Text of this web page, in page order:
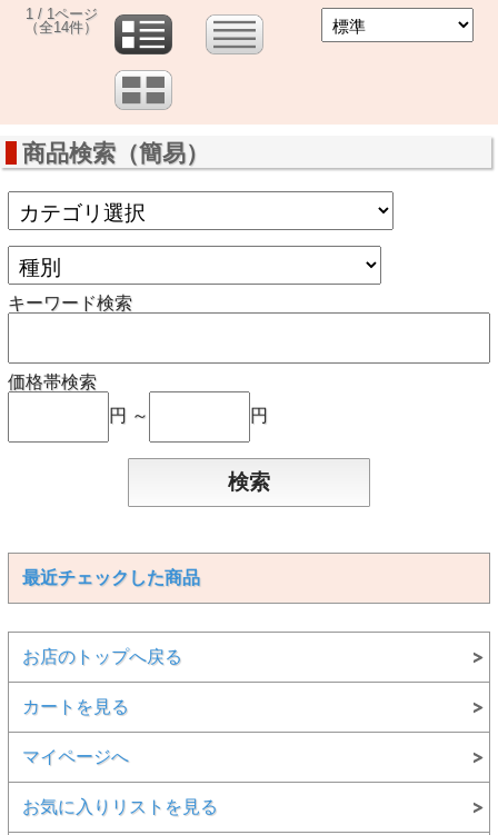
1 / 1ページ
（全14件）
商品検索（簡易）
キーワード検索
価格帯検索
円 ～
円
最近チェックした商品
お店のトップへ戻る
カートを見る
マイページへ
お気に入りリストを見る